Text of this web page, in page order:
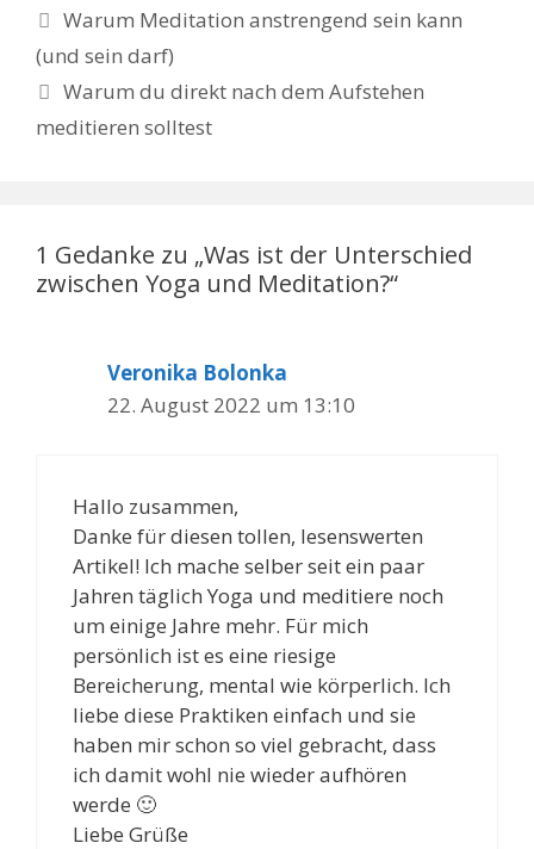
Beitrags-
Navigation
Warum Meditation anstrengend sein kann
(und sein darf)
Warum du direkt nach dem Aufstehen
meditieren solltest
1 Gedanke zu „Was ist der Unterschied
zwischen Yoga und Meditation?“
Veronika Bolonka
22. August 2022 um 13:10
Hallo zusammen,
Danke für diesen tollen, lesenswerten
Artikel! Ich mache selber seit ein paar
Jahren täglich Yoga und meditiere noch
um einige Jahre mehr. Für mich
persönlich ist es eine riesige
Bereicherung, mental wie körperlich. Ich
liebe diese Praktiken einfach und sie
haben mir schon so viel gebracht, dass
ich damit wohl nie wieder aufhören
werde 🙂
Liebe Grüße